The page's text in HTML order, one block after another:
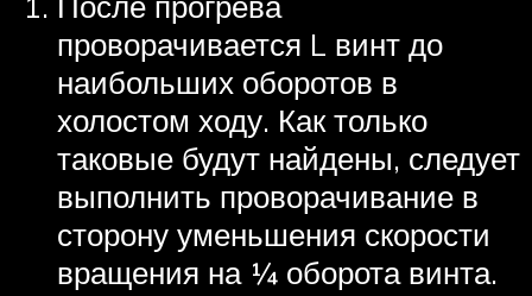
проворачивается L винт до
наибольших оборотов в
холостом ходу. Как только
таковые будут найдены, следует
выполнить проворачивание в
сторону уменьшения скорости
вращения на ¼ оборота винта.